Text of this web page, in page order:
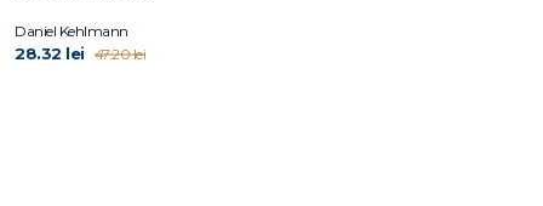
Daniel Kehlmann
28.32 lei 47.20 lei